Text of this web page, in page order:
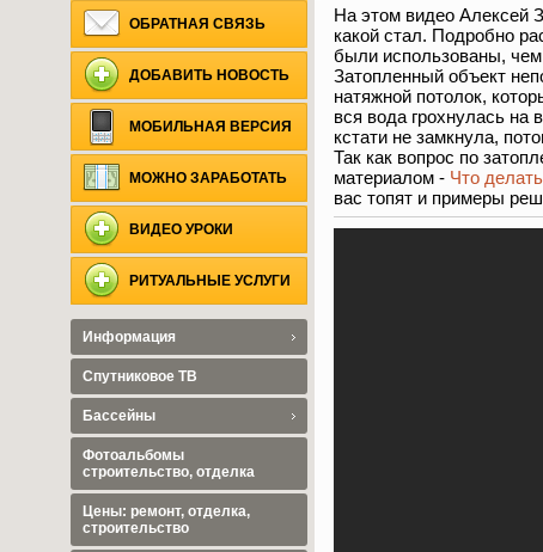
На этом видео Алексей
какой стал. Подробно
были использованы, чем
Затопленный объект
натяжной потолок,
вся вода грохнулась на
кстати не замкнула,
Так как вопрос по
материалом - Что
вас топят и примеры
ОБРАТНАЯ СВЯЗЬ
ДОБАВИТЬ НОВОСТЬ
МОБИЛЬНАЯ ВЕРСИЯ
МОЖНО ЗАРАБОТАТЬ
ВИДЕО УРОКИ
РИТУАЛЬНЫЕ УСЛУГИ
Информация
Спутниковое ТВ
Бассейны
Фотоальбомы
строительство, отделка
Цены: ремонт, отделка,
строительство